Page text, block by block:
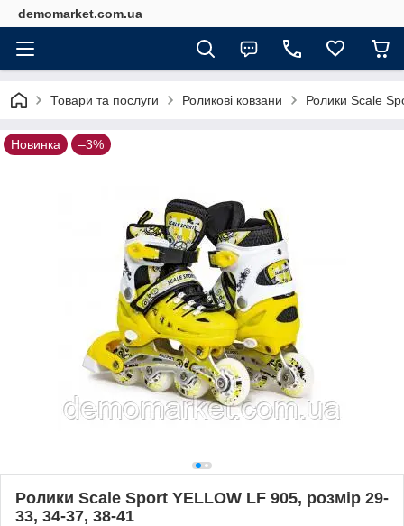
demomarket.com.ua
Товари та послуги Роликові ковзани Ролики Scale
Новинка –3%
Ролики Scale Sport YELLOW LF 905, розмір 29-
33, 34-37, 38-41